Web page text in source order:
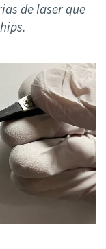
de laser que